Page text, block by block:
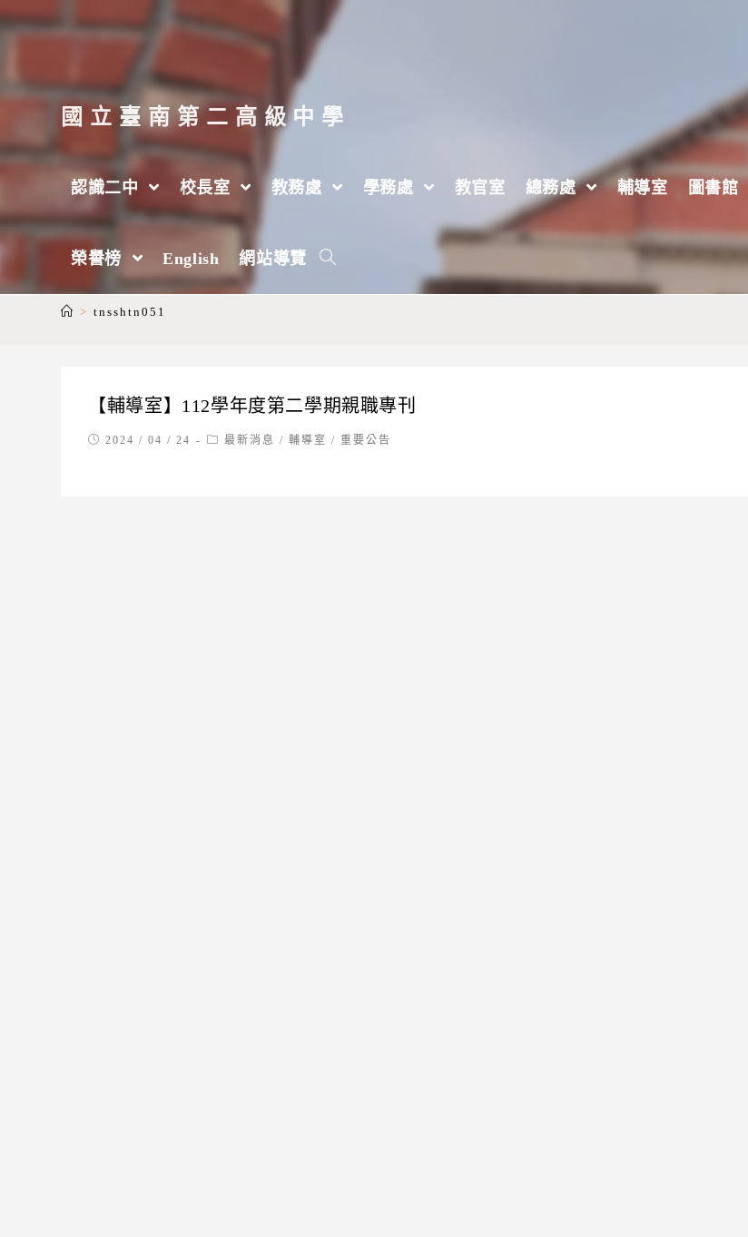
跳
至
要
內
容
國立臺南第二高級中學
認識二中 校長室 教務處 學務處 教官室 總務處 輔導室 圖書館
榮譽榜 English 網站導覽
作者:tnsshtn051
This author has written 1 articles
> tnsshtn051
【輔導室】112學年度第二學期親職專刊
Post2024 / 04 / 24
Post最新消息 / 輔導室 / 重要公告